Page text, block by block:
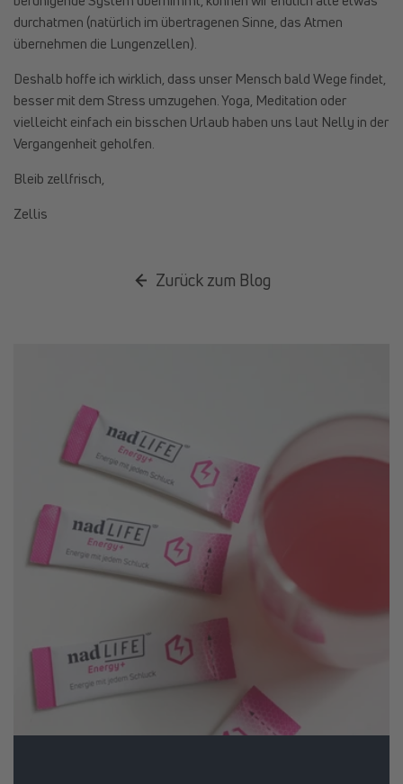
durchatmen (natürlich im übertragenen Sinne, das Atmen
übernehmen die Lungenzellen).
Deshalb hoffe ich wirklich, dass unser Mensch bald Wege findet,
besser mit dem Stress umzugehen. Yoga, Meditation oder
vielleicht einfach ein bisschen Urlaub haben uns laut Nelly in der
Vergangenheit geholfen.
Bleib zellfrisch,
Zellis
Zurück zum Blog